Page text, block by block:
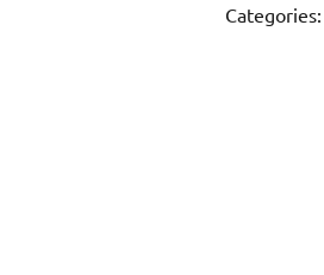
టిపు
Categories: